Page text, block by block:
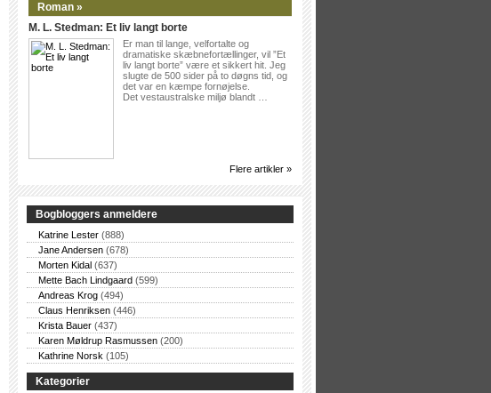
Roman »
M. L. Stedman: Et liv langt borte
Er man til lange, velfortalte og
dramatiske skæbnefortællinger, vil ”Et
liv langt borte” være et sikkert hit. Jeg
slugte de 500 sider på to døgns tid, og
det var en kæmpe fornøjelse.
Det vestaustralske miljø blandt …
Flere artikler »
Bogbloggers anmeldere
Katrine Lester (888)
Jane Andersen (678)
Morten Kidal (637)
Mette Bach Lindgaard (599)
Andreas Krog (494)
Claus Henriksen (446)
Krista Bauer (437)
Karen Møldrup Rasmussen (200)
Kathrine Norsk (105)
Kategorier